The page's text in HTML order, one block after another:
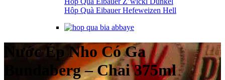
Hôp Quà Eibauer Hefeweizen Hell
Nước Ép Nho Có Ga
Bundaberg – Chai 375ml